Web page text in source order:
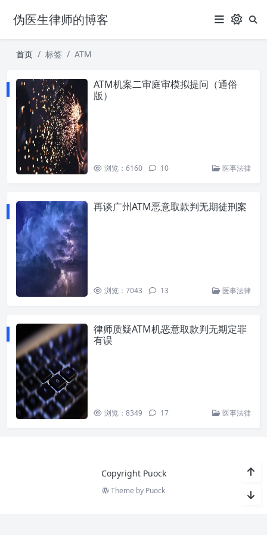
伪医生律师的博客
首页 标签 ATM
ATM机案二审庭审模拟提问（通俗
版）
浏览：6160 10 医事法律
再谈广州ATM恶意取款判无期徒刑案
浏览：7043 13 医事法律
律师质疑ATM机恶意取款判无期定罪
有误
浏览：8349 17 医事法律
Copyright Puock
Theme by Puock